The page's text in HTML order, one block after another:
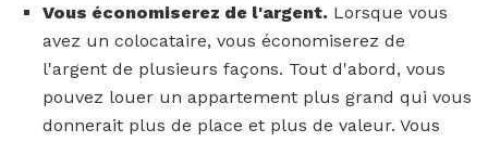
Vous économiserez de l'argent. Lorsque vous
avez un colocataire, vous économiserez de
l'argent de plusieurs façons. Tout d'abord, vous
pouvez louer un appartement plus grand qui vous
donnerait plus de place et plus de valeur. Vous